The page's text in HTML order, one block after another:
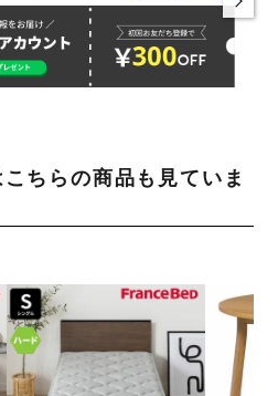
ちらの商品も見ていま